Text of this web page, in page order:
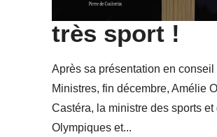
très sport !
Après sa présentation en conseil
Ministres, fin décembre, Amélie
Castéra, la ministre des sports et
Olympiques et